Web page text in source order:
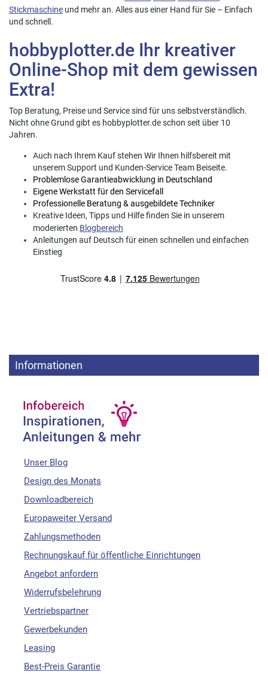
Stickmaschine und mehr an. Alles aus einer Hand für Sie – Einfach
und schnell.
hobbyplotter.de Ihr kreativer
Online-Shop mit dem gewissen
Extra!
Top Beratung, Preise und Service sind für uns selbstverständlich.
Nicht ohne Grund gibt es hobbyplotter.de schon seit über 10
Jahren.
Auch nach Ihrem Kauf stehen Wir Ihnen hilfsbereit mit
unserem Support und Kunden-Service Team Beiseite.
Problemlose Garantieabwicklung in Deutschland
Eigene Werkstatt für den Servicefall
Professionelle Beratung & ausgebildete Techniker
Kreative Ideen, Tipps und Hilfe finden Sie in unserem
moderierten Blogbereich
Anleitungen auf Deutsch für einen schnellen und einfachen
Einstieg
Informationen
Unser Blog
Design des Monats
Downloadbereich
Europaweiter Versand
Zahlungsmethoden
Rechnungskauf für öffentliche Einrichtungen
Angebot anfordern
Widerrufsbelehrung
Vertriebspartner
Gewerbekunden
Leasing
Best-Preis Garantie